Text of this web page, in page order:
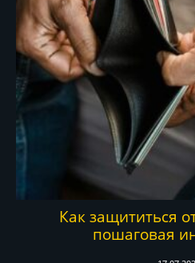
Как защититься
пошаговая